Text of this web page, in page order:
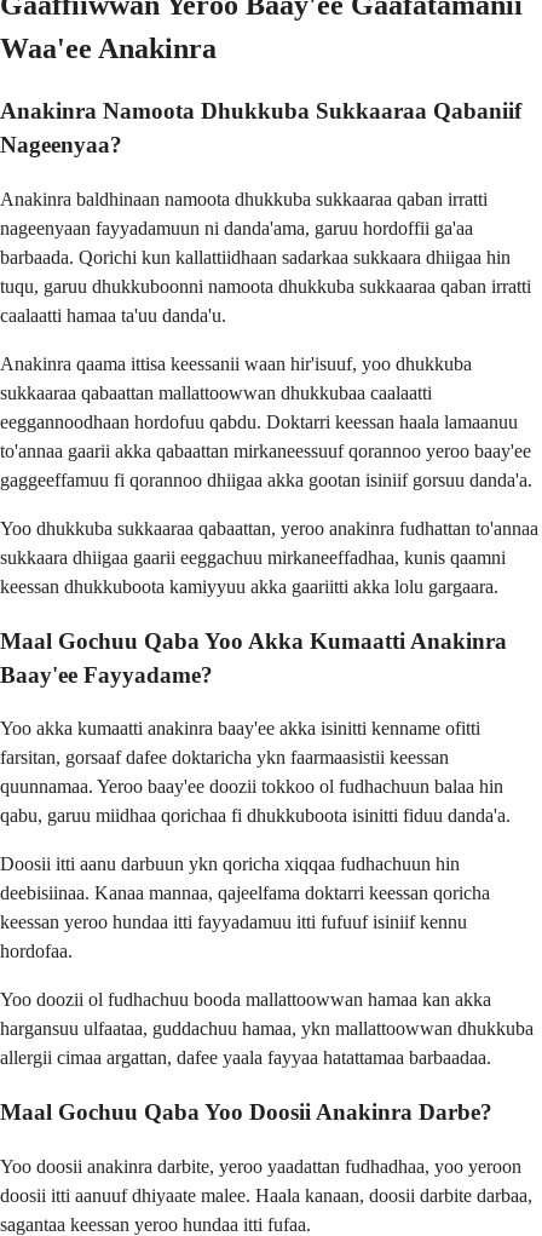
Waa'ee Anakinra
Anakinra Namoota Dhukkuba Sukkaaraa Qabaniif
Nageenyaa?
Anakinra baldhinaan namoota dhukkuba sukkaaraa qaban irratti
nageenyaan fayyadamuun ni danda'ama, garuu hordoffii ga'aa
barbaada. Qorichi kun kallattiidhaan sadarkaa sukkaara dhiigaa hin
tuqu, garuu dhukkuboonni namoota dhukkuba sukkaaraa qaban irratti
caalaatti hamaa ta'uu danda'u.
Anakinra qaama ittisa keessanii waan hir'isuuf, yoo dhukkuba
sukkaaraa qabaattan mallattoowwan dhukkubaa caalaatti
eeggannoodhaan hordofuu qabdu. Doktarri keessan haala lamaanuu
to'annaa gaarii akka qabaattan mirkaneessuuf qorannoo yeroo baay'ee
gaggeeffamuu fi qorannoo dhiigaa akka gootan isiniif gorsuu danda'a.
Yoo dhukkuba sukkaaraa qabaattan, yeroo anakinra fudhattan to'annaa
sukkaara dhiigaa gaarii eeggachuu mirkaneeffadhaa, kunis qaamni
keessan dhukkuboota kamiyyuu akka gaariitti akka lolu gargaara.
Maal Gochuu Qaba Yoo Akka Kumaatti Anakinra
Baay'ee Fayyadame?
Yoo akka kumaatti anakinra baay'ee akka isinitti kenname ofitti
farsitan, gorsaaf dafee doktaricha ykn faarmaasistii keessan
quunnamaa. Yeroo baay'ee doozii tokkoo ol fudhachuun balaa hin
qabu, garuu miidhaa qorichaa fi dhukkuboota isinitti fiduu danda'a.
Doosii itti aanu darbuun ykn qoricha xiqqaa fudhachuun hin
deebisiinaa. Kanaa mannaa, qajeelfama doktarri keessan qoricha
keessan yeroo hundaa itti fayyadamuu itti fufuuf isiniif kennu
hordofaa.
Yoo doozii ol fudhachuu booda mallattoowwan hamaa kan akka
hargansuu ulfaataa, guddachuu hamaa, ykn mallattoowwan dhukkuba
allergii cimaa argattan, dafee yaala fayyaa hatattamaa barbaadaa.
Maal Gochuu Qaba Yoo Doosii Anakinra Darbe?
Yoo doosii anakinra darbite, yeroo yaadattan fudhadhaa, yoo yeroon
doosii itti aanuuf dhiyaate malee. Haala kanaan, doosii darbite darbaa,
sagantaa keessan yeroo hundaa itti fufaa.